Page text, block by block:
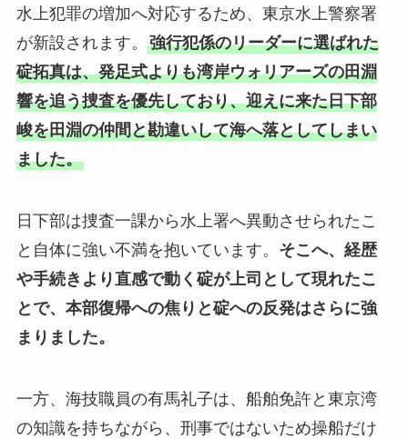
水上犯罪の増加へ対応するため、東京水上警察署
が新設されます。 強行犯係のリーダーに選ばれた
碇拓真は、発足式よりも湾岸ウォリアーズの田淵
響を追う捜査を優先しており、迎えに来た日下部
峻を田淵の仲間と勘違いして海へ落としてしまい
ました。
日下部は捜査一課から水上署へ異動させられたこ
と自体に強い不満を抱いています。 そこへ、経歴
や手続きより直感で動く碇が上司として現れたこ
とで、本部復帰への焦りと碇への反発はさらに強
まりました。
一方、海技職員の有馬礼子は、船舶免許と東京湾
の知識を持ちながら、刑事ではないため操船だけ